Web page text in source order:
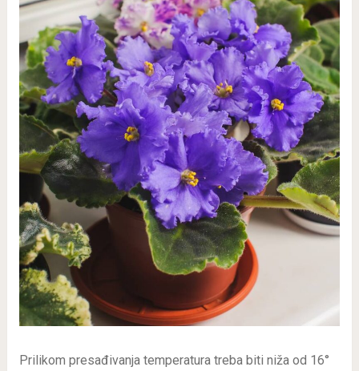
Prilikom presađivanja temperatura treba biti niža od 16°